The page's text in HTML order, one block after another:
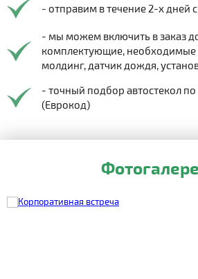
- отправим в течение 2-х дней
- мы можем включить в заказ
комплектующие, необходимые
молдинг, датчик дождя,
- точный подбор автостекол по
(Еврокод)